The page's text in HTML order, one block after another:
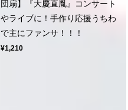
団扇】『大慶直胤』コンサート
やライブに！手作り応援うちわ
で主にファンサ！！！
¥1,210